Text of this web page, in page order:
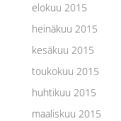
elokuu 2015
heinäkuu 2015
kesäkuu 2015
toukokuu 2015
huhtikuu 2015
maaliskuu 2015